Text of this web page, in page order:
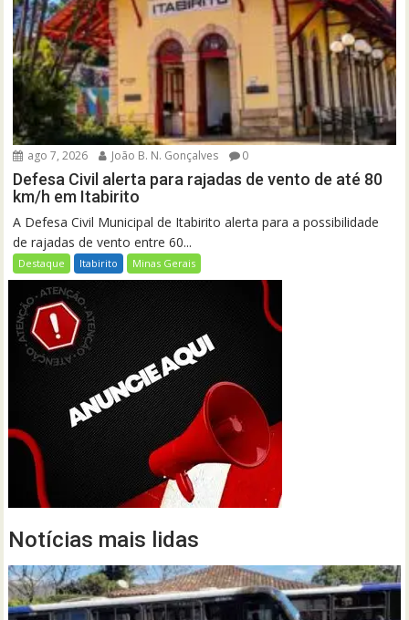
ago 7, 2026 João B. N. Gonçalves 0
Defesa Civil alerta para rajadas de vento de até 80
km/h em Itabirito
A Defesa Civil Municipal de Itabirito alerta para a possibilidade
de rajadas de vento entre 60...
Destaque Itabirito Minas Gerais
Notícias mais lidas